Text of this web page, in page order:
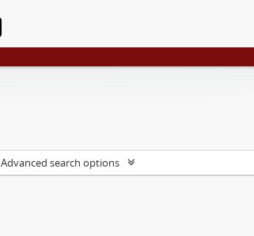
Advanced search options